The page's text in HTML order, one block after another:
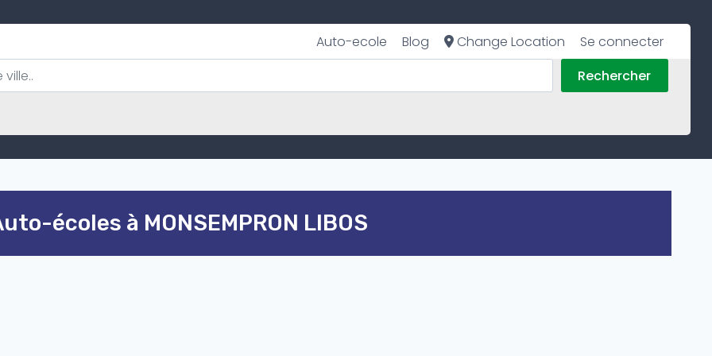
Auto-ecole Blog Change Location
Se connecter
Rechercher
écoles à MONSEMPRON LIBOS